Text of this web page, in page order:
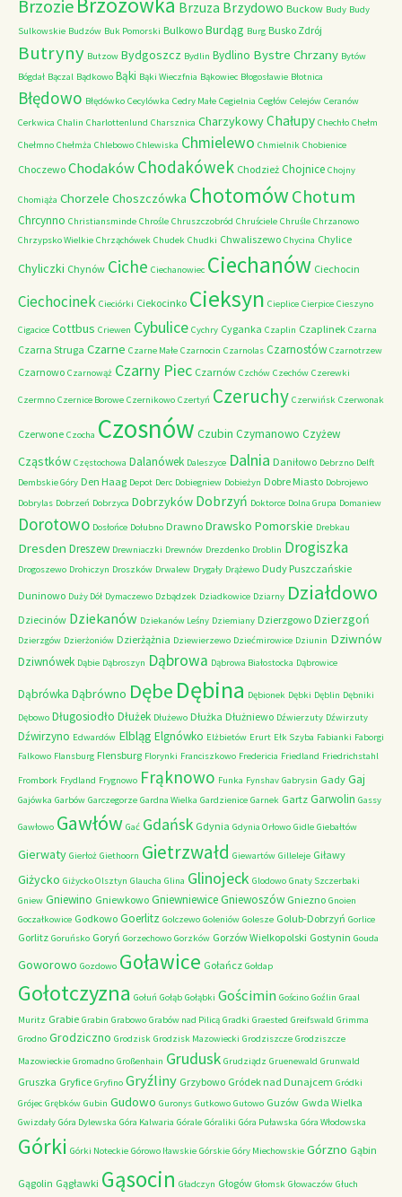
Brzozie Brzuza Brzydowo Buckow Budy Budy
Sulkowskie Budzów Buk Pomorski Bulkowo Burdąg Burg Busko Zdrój
Butryny Butzow Bydgoszcz Bydlin Bydlino Bystre Chrzany Bytów
Bógdał Bączal Bądkowo Bąki Bąki Wieczfnia Bąkowiec Błogosławie Błotnica
Błędowo Błędówko Cecylówka Cedry Małe Cegielnia Cegłów Celejów Ceranów
Cerkwica Chalin Charlottenlund Charsznica CharzykowyChałupy Chechło Chełm
Chełmno Chełmża Chlebowo Chlewiska Chmielewo Chmielnik Chobienice
Choczewo ChodakówChodakówek Chodzież Chojnice Chojny
Chomiąża Chorzele Choszczówka ChotomówChotum
Chrcynno Christiansminde Chrośle Chruszczobród Chruściele Chruśle Chrzanowo
Chrzypsko Wielkie Chrząchówek Chudek Chudki Chwaliszewo Chycina Chylice
Chyliczki Chynów Ciche Ciechanowiec Ciechanów Ciechocin
Ciechocinek Cieciórki Ciekocinko Cieksyn Cieplice Cierpice Cieszyno
Cigacice Cottbus Criewen Cybulice Cychry Cyganka Czaplin Czaplinek Czarna
Czarna Struga Czarne Czarne Małe Czarnocin Czarnolas Czarnostów Czarnotrzew
Czarnowo Czarnowąż Czarny Piec Czarnów Czchów Czechów Czerewki
Czermno Czernice Borowe Czernikowo Czertyń Czeruchy Czerwińsk Czerwonak
Czerwone Czocha Czosnów Czubin Czymanowo Czyżew
Cząstków Częstochowa Dalanówek Daleszyce Dalnia Daniłowo Debrzno Delft
Dembskie Góry Den Haag Depot Derc Dobiegniew Dobieżyn Dobre Miasto Dobrojewo
Dobrylas Dobrzeń Dobrzyca Dobrzyków Dobrzyń Doktorce Dolna Grupa Domaniew
Dorotowo Dosłońce Dołubno Drawno Drawsko Pomorskie Drebkau
Dresden Dreszew Drewniaczki Drewnów Drezdenko Droblin Drogiszka
Drogoszewo Drohiczyn Droszków Drwalew Drygały Drążewo Dudy Puszczańskie
Duninowo Duży Dół Dymaczewo Dzbądzek Dziadkowice Dziarny Działdowo
Dziecinów Dziekanów Dziekanów Leśny Dziemiany Dzierzgowo Dzierzgoń
Dzierzgów Dzierżoniów Dzierżążnia Dziewierzewo Dziećmirowice Dziunin Dziwnów
Dziwnówek Dąbie Dąbroszyn Dąbrowa Dąbrowa Białostocka Dąbrowice
Dąbrówka Dąbrówno Dębe Dębina Dębionek Dębki Dęblin Dębniki
Dębowo Długosiodło Dłużek Dłużewo Dłużka Dłużniewo Dźwierzuty Dźwirzuty
Dźwirzyno Edwardów Elbląg Elgnówko Elżbietów Erurt Ełk Szyba Fabianki Faborgi
Falkowo Flansburg Flensburg Florynki Franciszkowo Fredericia Friedland Friedrichstahl
Frombork Frydland Frygnowo Frąknowo Funka Fynshav Gabrysin Gady Gaj
Gajówka Garbów Garczegorze Gardna Wielka Gardzienice Garnek Gartz Garwolin Gassy
Gawłowo Gawłów Gać Gdańsk Gdynia Gdynia Orłowo Gidle Giebałtów
Gierwaty Gierłoż Giethoorn Gietrzwałd Giewartów Gilleleje Giławy
Giżycko Giżycko Olsztyn Glaucha Glina Glinojeck Glodowo Gnaty Szczerbaki
Gniew Gniewino Gniewkowo GniewniewiceGniewoszów Gniezno Gnoien
Goczałkowice Godkowo Goerlitz Golczewo Goleniów Golesze Golub-Dobrzyń Gorlice
Gorlitz Goruńsko Goryń Gorzechowo Gorzków Gorzów Wielkopolski Gostynin Gouda
Goworowo Gozdowo Goławice Gołańcz Gołdap
Gołotczyzna Gołuń Gołąb Gołąbki Gościmin Gościno Goźlin Graal
Muritz Grabie Grabin Grabowo Grabów nad Pilicą Gradki Graested Greifswald Grimma
Grodno Grodziczno Grodzisk Grodzisk Mazowiecki Grodziszcze Grodziszcze
Mazowieckie Gromadno Großenhain Grudusk Grudziądz Gruenewald Grunwald
Gruszka Gryfice Gryfino Gryźliny Grzybowo Gródek nad Dunajcem Gródki
Grójec Grębków Gubin Gudowo Guronys Gutkowo Gutowo Guzów Gwda Wielka
Gwizdały Góra Dylewska Góra Kalwaria Górale Góraliki Góra Puławska Góra Włodowska
Górki Górki Noteckie Górowo Iławskie Górskie Góry Miechowskie Górzno Gąbin
Gągolin Gągławki Gąsocin Gładczyn Głogów Głomsk Głowaczów Głuch